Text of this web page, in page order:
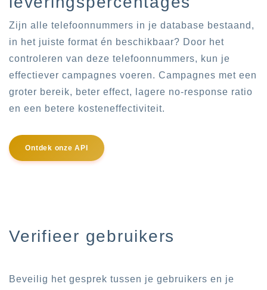
Zijn alle telefoonnummers in je database bestaand,
in het juiste format én beschikbaar? Door het
controleren van deze telefoonnummers, kun je
effectiever campagnes voeren. Campagnes met een
groter bereik, beter effect, lagere no-response ratio
en een betere kosteneffectiviteit.
Ontdek onze API
Verifieer gebruikers
Beveilig het gesprek tussen je gebruikers en je